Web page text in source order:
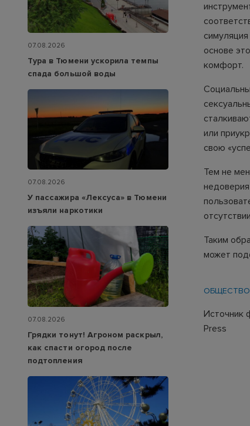
основе
комфорт.
или
свою
Тем не
Таким
может
ОБЩЕСТВО
Источник
Press
07.08.2026
Тура в Тюмени ускорила темпы
спада большой воды
07.08.2026
У пассажира «Лексуса» в Тюмени
изъяли наркотики
07.08.2026
Грядки тонут! Агроном раскрыл,
как спасти огород после
подтопления